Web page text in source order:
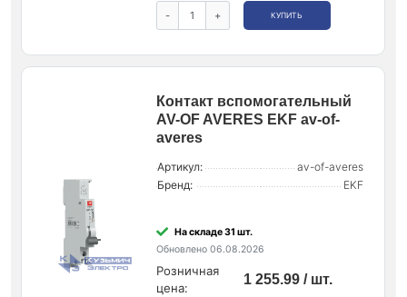
- + КУПИТЬ
Контакт вспомогательный
AV-OF AVERES EKF av-of-
averes
Артикул:
av-of-averes
Бренд:
EKF
На складе 31 шт.
Обновлено 06.08.2026
Розничная
цена:
1 255.99 / шт.